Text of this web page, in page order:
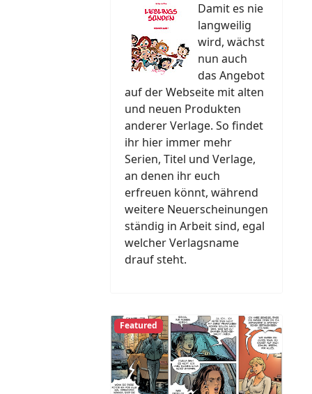
Damit es nie
langweilig
wird, wächst
nun auch
das Angebot
auf der Webseite mit alten
und neuen Produkten
anderer Verlage. So findet
ihr hier immer mehr
Serien, Titel und Verlage,
an denen ihr euch
erfreuen könnt, während
weitere Neuerscheinungen
ständig in Arbeit sind, egal
welcher Verlagsname
drauf steht.
Featured